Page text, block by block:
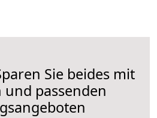
Sie beides mit
und passenden